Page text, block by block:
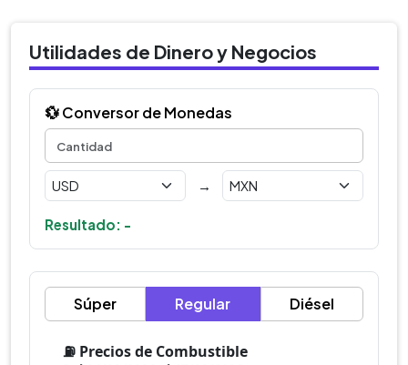
Utilidades de Dinero y Negocios
💱 Conversor de Monedas
→
Resultado: -
Súper Regular Diésel